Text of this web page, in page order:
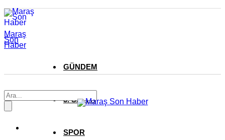
Maraş
Son
Haber
GÜNDEM
3. SAYFA
SPOR